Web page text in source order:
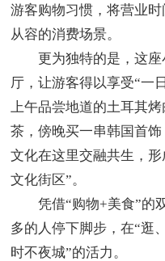
游客购物习惯，将营业
从容的消费场景。
更为独特的是，这座
厅，让游客得以享受“一
上午品尝地道的土耳其
茶，傍晚买一串韩国首
文化在这里交融共生，
文化街区”。
凭借“购物+美食”的双
多的人停下脚步，在“逛
时不夜城”的活力。